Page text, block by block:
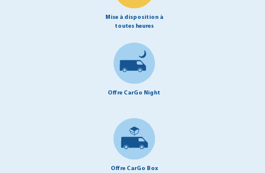
Mise à disposition à
toutes heures
Offre CarGo Night
Offre CarGo Box